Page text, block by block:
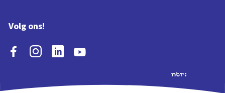
Volg ons!